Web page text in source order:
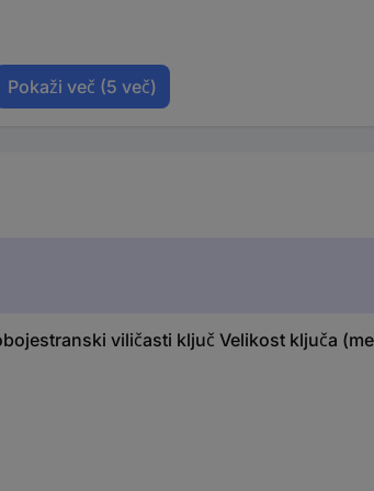
Pokaži več (5 več)
viličasti ključ Velikost ključa